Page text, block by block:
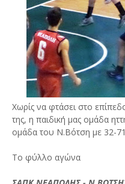
Χωρίς να φτάσει στο
της, η παιδική μας ομάδα
ομάδα του Ν.Βότση με 32-
Το φύλλο αγώνα